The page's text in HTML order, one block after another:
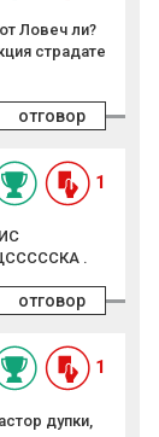
Ловеч ли?
страдате
отговор
1
.
отговор
1
дупки,